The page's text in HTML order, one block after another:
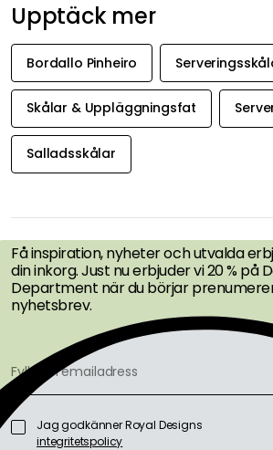
Upptäck mer
Bordallo Pinheiro
Skålar & Uppläggningsfat
Salladsskålar
FÅ INSPIRATION &
ERBJUDANDEN
Få inspiration, nyheter och utvalda
din inkorg. Just nu erbjuder vi 20 % på
Department när du börjar
nyhetsbrev.
Jag godkänner Royal Designs
integritetspolicy